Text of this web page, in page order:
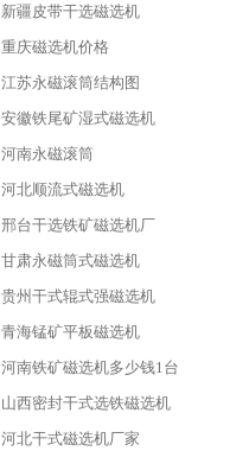
新疆皮带干选磁选机
重庆磁选机价格
江苏永磁滚筒结构图
安徽铁尾矿湿式磁选机
河南永磁滚筒
河北顺流式磁选机
邢台干选铁矿磁选机厂
甘肃永磁筒式磁选机
贵州干式辊式强磁选机
青海锰矿平板磁选机
河南铁矿磁选机多少钱1台
山西密封干式选铁磁选机
河北干式磁选机厂家